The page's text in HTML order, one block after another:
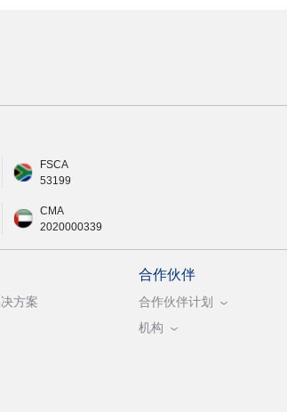
FSCA
53199
CMA
2020000339
方案
合作伙伴
合作伙伴计划
机构